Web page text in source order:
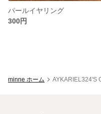
パールイヤリング
300円
minne ホーム AYKARIEL324'S